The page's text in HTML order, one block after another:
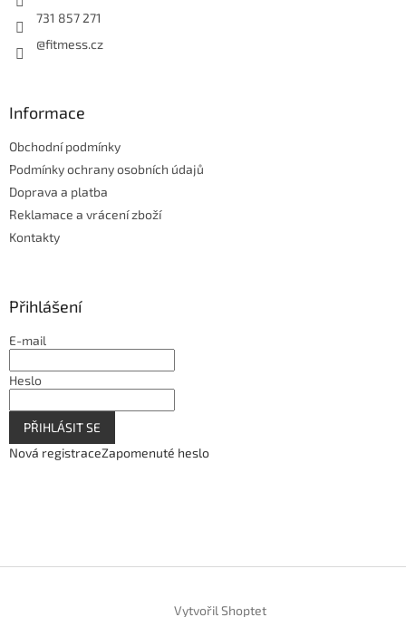
731 857 271
@fitmess.cz
Informace
Obchodní podmínky
Podmínky ochrany osobních údajů
Doprava a platba
Reklamace a vrácení zboží
Kontakty
Přihlášení
E-mail
Heslo
PŘIHLÁSIT SE
Nová registraceZapomenuté heslo
Vytvořil Shoptet